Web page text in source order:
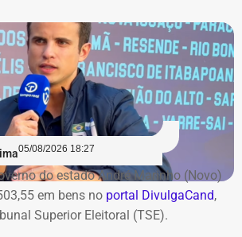
05/08/2026 18:27
do estado André Marinho (Novo)
em bens no portal DivulgaCand,
Superior Eleitoral (TSE).